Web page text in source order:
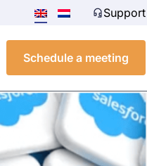
Support
Schedule a meeting